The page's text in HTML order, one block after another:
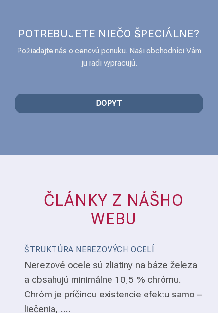
POTREBUJETE NIEČO ŠPECIÁLNE?
Požiadajte nás o cenovú ponuku. Naši obchodníci Vám
ju radi vypracujú.
DOPYT
ČLÁNKY Z NÁŠHO
WEBU
ŠTRUKTÚRA NEREZOVÝCH OCELÍ
Nerezové ocele sú zliatiny na báze železa
a obsahujú minimálne 10,5 % chrómu.
Chróm je príčinou existencie efektu samo –
liečenia, ....